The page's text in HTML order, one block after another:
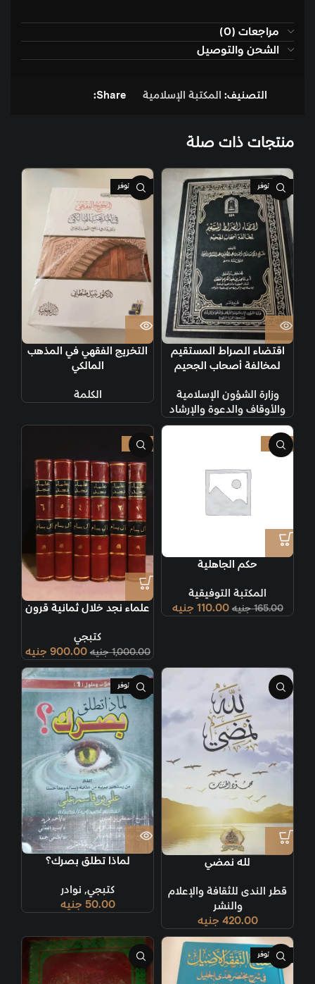
مراجعات (0)
الشحن والتوصيل
التصنيف: المكتبة الإسلامية Share:
منتجات ذات صلة
غير متوفر
اقتضاء الصراط المستقيم
لمخالفة أصحاب الجحيم
وزارة الشؤون الإسلامية
والأوقاف والدعوة والإرشاد
غير متوفر
التخريج الفقهي في المذهب
المالكي
الكلمة
-33%
حكم الجاهلية
المكتبة التوفيقية
165.00 جنيه 110.00 جنيه
-10%
علماء نجد خلال ثمانية قرون
كتبجي
1,000.00 جنيه 900.00 جنيه
لله نمضي
قطر الندى للثقافة والإعلام
والنشر
420.00 جنيه
غير متوفر
لماذا تطلق بصرك؟
كتبجي, نوادر
50.00 جنيه
غير متوفر